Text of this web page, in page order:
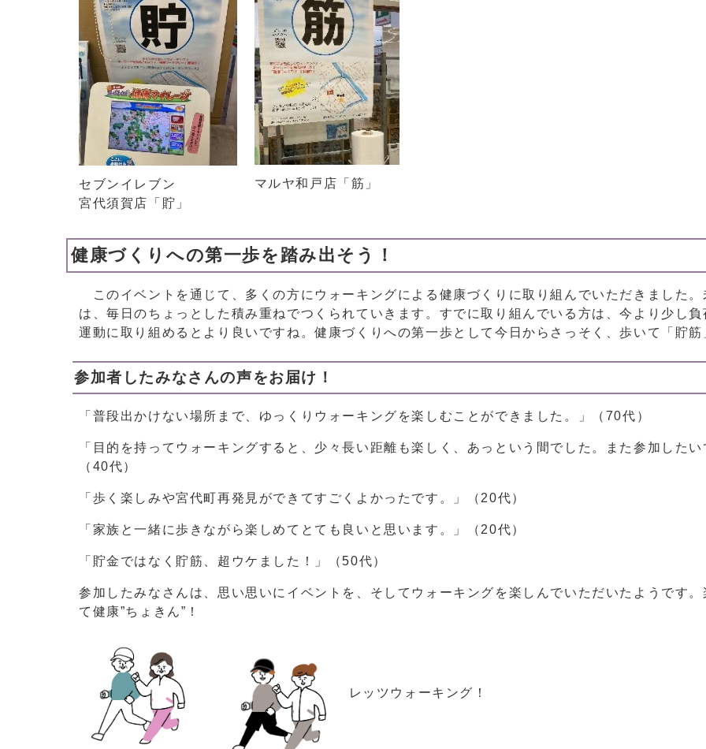
セブンイレブン
宮代須賀店「貯」
マルヤ和戸店「筋」
健康づくりへの第一歩を踏み出そう！
このイベントを通じて、多くの方にウォーキングによる健康づくりに取り組んでいただきました。
は、毎日のちょっとした積み重ねでつくられていきます。すでに取り組んでいる方は、今より少し
運動に取り組めるとより良いですね。健康づくりへの第一歩として今日からさっそく、歩いて「貯筋
参加者したみなさんの声をお届け！
「普段出かけない場所まで、ゆっくりウォーキングを楽しむことができました。」（70代）
「目的を持ってウォーキングすると、少々長い距離も楽しく、あっという間でした。また参加した
（40代）
「歩く楽しみや宮代町再発見ができてすごくよかったです。」（20代）
「家族と一緒に歩きながら楽しめてとても良いと思います。」（20代）
「貯金ではなく貯筋、超ウケました！」（50代）
参加したみなさんは、思い思いにイベントを、そしてウォーキングを楽しんでいただいたようです
て健康”ちょきん”！
レッツウォーキング！